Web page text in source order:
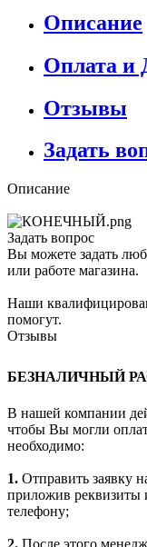
Описание
Оплата и
Отзывы
Задать
Описание
Задать вопрос
Вы можете задать
или работе магазина.
Наши
помогут.
Отзывы
БЕЗНАЛИЧНЫЙ
В нашей компании
чтобы Вы могли
необходимо:
1. Отправить заявку
приложив реквизиты
телефону;